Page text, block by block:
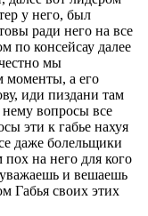
у него, был
ради него на все
по консейсау далее
мы
моменты, а его
иди пиздани там
вопросы все
эти к габье нахуя
даже болельщики
на него для кого
и вешаешь
Габья своих этих